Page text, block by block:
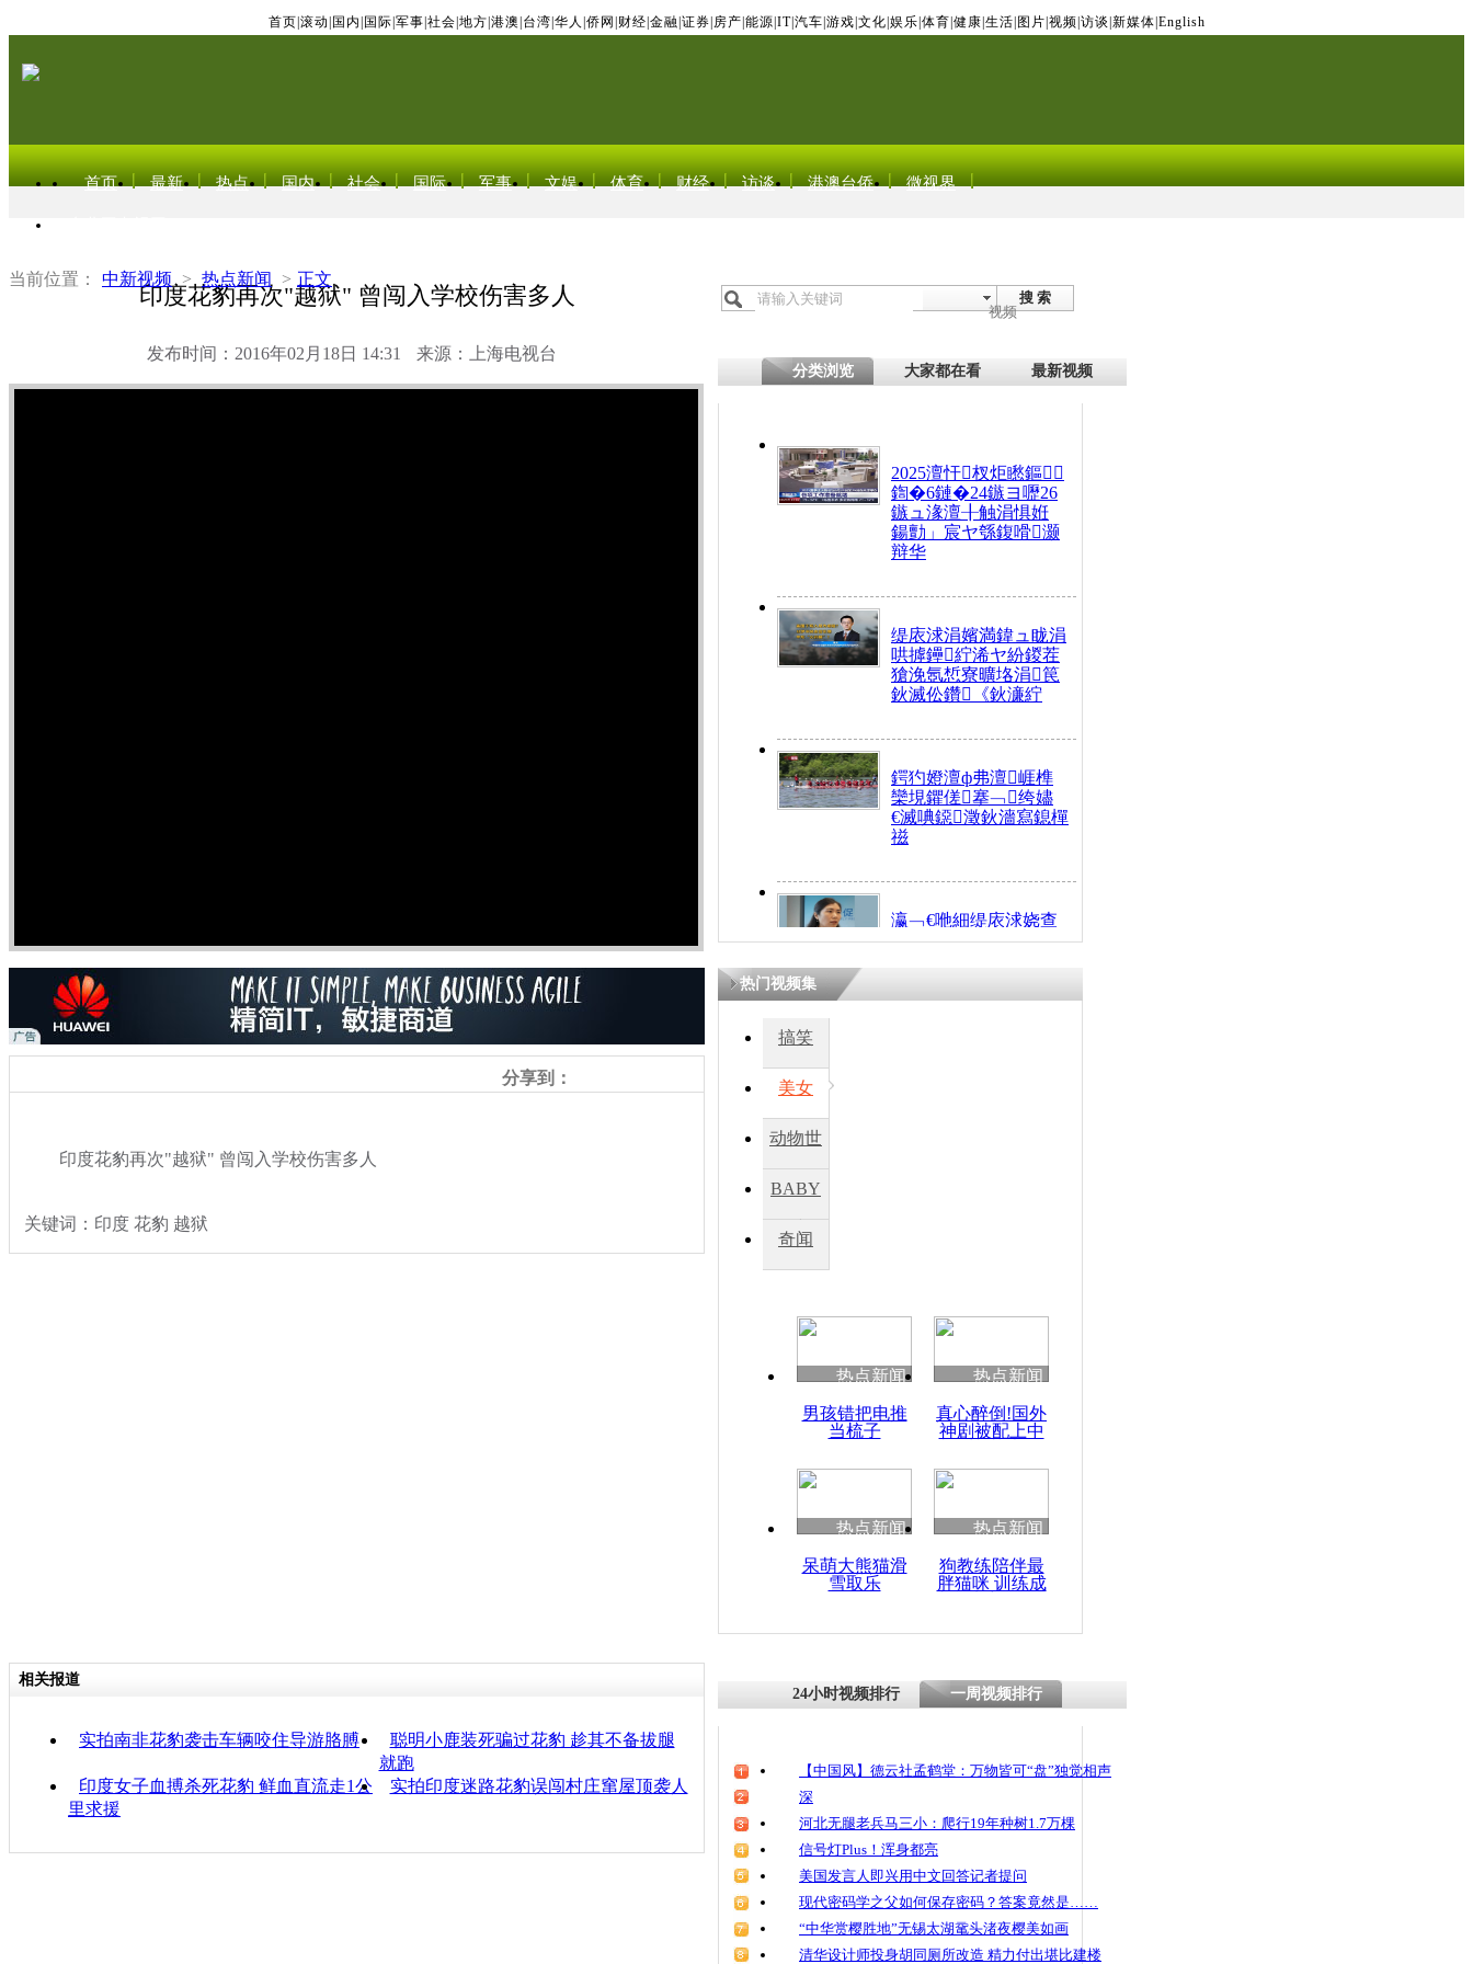
首页 滚动 国内 国际 军事 社会 地方 港澳 台湾 华人 侨网 财经 金融 证券 房产 能源 IT| 汽车 游戏 文化 娱乐 体育 健康 生活 图片 视频 访谈 新媒体 English
首页 最新 热点 国内 社会 国际 军事 文娱 体育 财经 访谈 港澳台侨 微视界
当前位置： 中新视频 > 热点新闻 > 正文
印度花豹再次"越狱" 曾闯入学校伤害多人
发布时间：2016年02月18日 14:31 来源：上海电视台
搜 索
视频
分类浏览 大家都在看 最新视频
2025澶忓杈炬矁鏂
鍧�6鏈�24鏃ヨ嚦26
鏃ュ湪澶╂触涓惧姙
鍚勯」宸ヤ綔鍑嗗灏
辩华
缇庡浗涓嬪満鍏ュ眬涓
哄摢鑸紵浠ヤ紛鍐茬
獊浼氬惁寮曠垎涓笢
鈥滅伀鑽《鈥濓紵
鍔犳嬁澶ф弗澶崕榫
欒垷鑺傞搴﹁绔嬧
€滅唺鐚澂鈥濇寫鎴樿
禌
瀛﹁€咃細缇庡浗娆查
€间笢鍗椾簹涓庝腑鍥
熷悎浣� 涓ㄥ浗闄呰
分享到：
印度花豹再次"越狱" 曾闯入学校伤害多人
关键词：印度 花豹 越狱
热门视频集
搞笑
美女
动物世
BABY
秀
奇闻
热点新闻
男孩错把电推
当梳子
热点新闻
真心醉倒!国外
神剧被配上中
热点新闻
呆萌大熊猫滑
雪取乐
热点新闻
狗教练陪伴最
胖猫咪 训练成
相关报道
实拍南非花豹袭击车辆咬住导游胳膊
聪明小鹿装死骗过花豹 趁其不备拔腿
就跑
印度女子血搏杀死花豹 鲜血直流走1公
里求援
实拍印度迷路花豹误闯村庄窜屋顶袭人
24小时视频排行 一周视频排行
【中国风】德云社孟鹤堂：万物皆可“盘”独觉相声
深
河北无腿老兵马三小：爬行19年种树1.7万棵
信号灯Plus！浑身都亮
美国发言人即兴用中文回答记者提问
现代密码学之父如何保存密码？答案竟然是……
“中华赏樱胜地”无锡太湖鼋头渚夜樱美如画
清华设计师投身胡同厕所改造 精力付出堪比建楼